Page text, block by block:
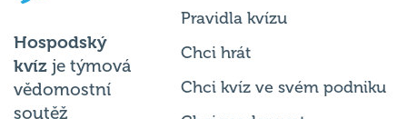
Hospodský
kvíz je týmová
vědomostní
soutěž
Pravidla kvízu
Chci hrát
Chci kvíz ve svém podniku